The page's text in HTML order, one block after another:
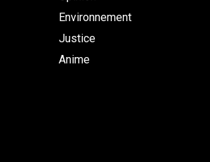
Environnement
Justice
Anime